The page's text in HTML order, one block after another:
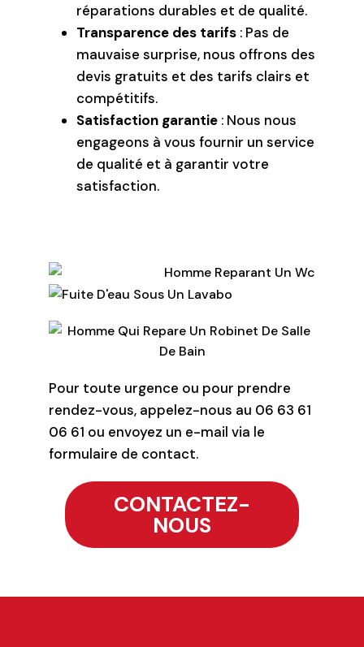
réparations durables et de qualité.
Transparence des tarifs : Pas de
mauvaise surprise, nous offrons des
devis gratuits et des tarifs clairs et
compétitifs.
Satisfaction garantie : Nous nous
engageons à vous fournir un service
de qualité et à garantir votre
satisfaction.
Pour toute urgence ou pour prendre
rendez-vous, appelez-nous au 06 63 61
06 61 ou envoyez un e-mail via le
formulaire de contact.
CONTACTEZ-
NOUS